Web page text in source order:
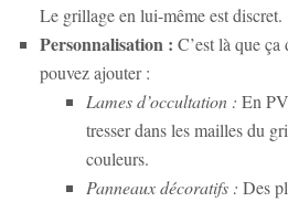
Le grillage en lui-même est discret.
Personnalisation : C’est là que
pouvez ajouter :
Lames d’occultation : En
tresser dans les mailles du
couleurs.
Panneaux décoratifs : Des